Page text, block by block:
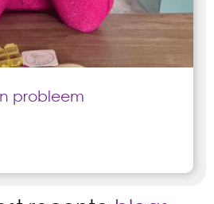
probleem